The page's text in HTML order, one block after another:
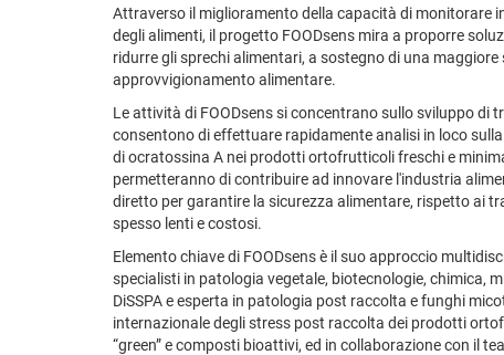
Attraverso il miglioramento della capacità di monitorare
degli alimenti, il progetto FOODsens mira a proporre
ridurre gli sprechi alimentari, a sostegno di una
approvvigionamento alimentare.
Le attività di FOODsens si concentrano sullo sviluppo di
consentono di effettuare rapidamente analisi in loco
di ocratossina A nei prodotti ortofrutticoli freschi e
permetteranno di contribuire ad innovare l'industria
diretto per garantire la sicurezza alimentare, rispetto ai
spesso lenti e costosi.
Elemento chiave di FOODsens è il suo approccio
specialisti in patologia vegetale, biotecnologie, chimica,
DiSSPA e esperta in patologia post raccolta e funghi
internazionale degli stress post raccolta dei prodotti
“green” e composti bioattivi, ed in collaborazione con il